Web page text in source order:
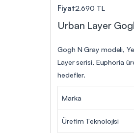
Fiyat2.690 TL
Urban Layer
Gogh N Gray modeli,
Layer serisi, Euphoria
hedefler.
Marka
Üretim Teknolojisi